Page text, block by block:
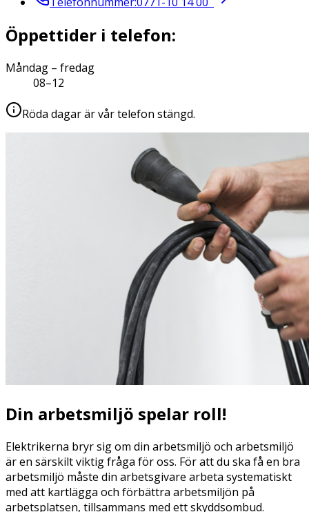
Öppettider i telefon:
Måndag – fredag
08–12
Röda dagar är vår telefon stängd.
Din arbetsmiljö spelar roll!
Elektrikerna bryr sig om din arbetsmiljö och arbetsmiljö
är en särskilt viktig fråga för oss. För att du ska få en bra
arbetsmiljö måste din arbetsgivare arbeta systematiskt
med att kartlägga och förbättra arbetsmiljön på
arbetsplatsen, tillsammans med ett skyddsombud.